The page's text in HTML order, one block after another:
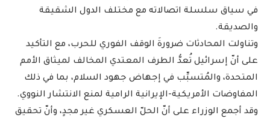
في سياق سلسلة اتصالاته مع مختلف الدول الشقيقة
والصديقة.
وتناولت المحادثات ضرورةَ الوقف الفوري للحرب، مع التأكيد
على أنّ إسرائيل تُعدُّ الطرف المعتدي المخالف لميثاق الأمم
المتحدة، والمُتسبِّب في إجهاض جهود السلام، بما في ذلك
المفاوضات الأمريكية-الإيرانية الرامية لمنع الانتشار النووي.
وقد أجمع الوزراء على أنّ الحلّ العسكري غير مجدٍ، وأنّ تحقيق